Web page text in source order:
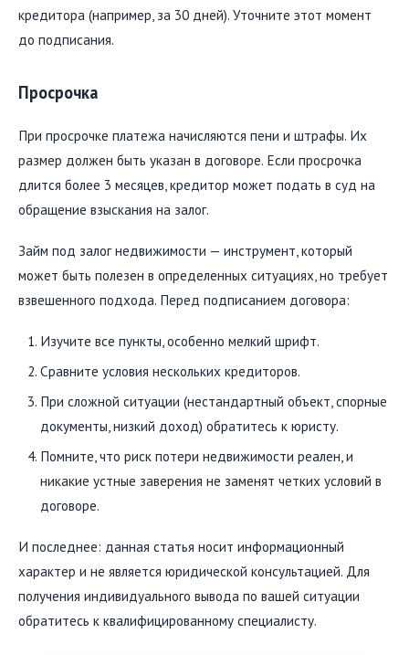
кредитора (например, за 30 дней). Уточните этот момент
до подписания.
Просрочка
При просрочке платежа начисляются пени и штрафы. Их
размер должен быть указан в договоре. Если просрочка
длится более 3 месяцев, кредитор может подать в суд на
обращение взыскания на залог.
Займ под залог недвижимости — инструмент, который
может быть полезен в определенных ситуациях, но требует
взвешенного подхода. Перед подписанием договора:
Изучите все пункты, особенно мелкий шрифт.
Сравните условия нескольких кредиторов.
При сложной ситуации (нестандартный объект, спорные
документы, низкий доход) обратитесь к юристу.
Помните, что риск потери недвижимости реален, и
никакие устные заверения не заменят четких условий в
договоре.
И последнее: данная статья носит информационный
характер и не является юридической консультацией. Для
получения индивидуального вывода по вашей ситуации
обратитесь к квалифицированному специалисту.